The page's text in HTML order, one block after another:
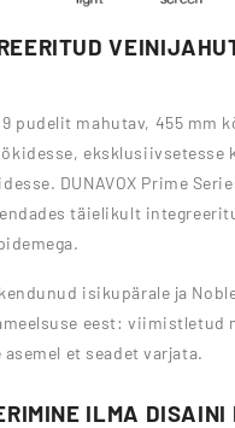
19 pudelit mahutav, 455
eksklusiivsetesse
DUNAVOX Prime
täielikult
isikupärale ja
eest: viimistletud
et seadet varjata.
ILMA DISAINI